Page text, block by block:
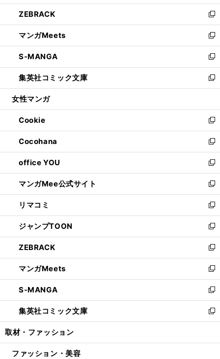
開
く
ウ
で
開
く
ン
ド
ウ
で
開
く
ウ
ィ
ン
ド
ウ
で
開
く
し
い
ウ
ィ
ン
ド
ウ
で
開
ZEBRACK
新
し
い
ウ
ィ
ン
ド
ウ
開
く
マンガMeets
新
し
い
ウ
ィ
ン
ウ
で
開
く
S-MANGA
新
し
い
ウ
ン
ド
ウ
で
開
く
集英社コミック文庫
新
し
ウ
ィ
ン
ド
ウ
で
開
く
女性マンガ
Cookie
新
し
い
ウ
ィ
ン
ド
ウ
で
開
く
Cocohana
新
し
い
ウ
ィ
ン
ド
ウ
で
開
く
office YOU
新
し
い
ウ
ィ
ン
ド
ウ
で
開
く
マンガMee公式サイト
新
し
い
ウ
ィ
ン
ド
ウ
で
開
く
リマコミ
新
し
い
ウ
ィ
ン
ド
ウ
で
開
く
ジャンプTOON
新
し
い
ウ
ィ
ン
ド
ウ
で
開
ZEBRACK
新
し
い
ウ
ィ
ン
ド
ウ
開
マンガMeets
新
し
い
ウ
ィ
ン
ウ
S-MANGA
新
し
い
ウ
ン
集英社コミック文庫
新
し
ウ
取材・ファッション
ファッション・美容